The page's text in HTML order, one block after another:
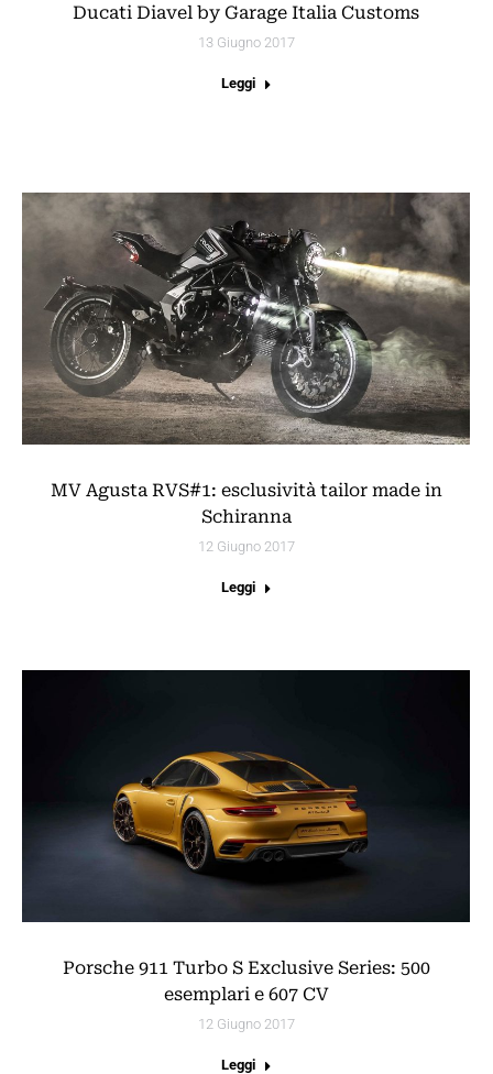
Ducati Diavel by Garage Italia Customs
13 Giugno 2017
Leggi
MV Agusta RVS#1: esclusività tailor made in
Schiranna
12 Giugno 2017
Leggi
Porsche 911 Turbo S Exclusive Series: 500
esemplari e 607 CV
12 Giugno 2017
Leggi